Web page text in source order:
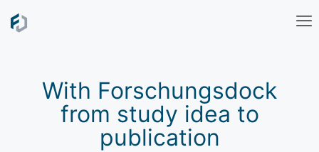
With Forschungsdock
from study idea to
publication